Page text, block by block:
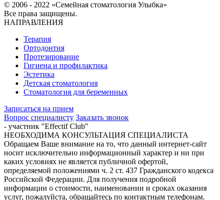
© 2006 - 2022 «Семейная стоматология Улыбка»
Все права защищены.
НАПРАВЛЕНИЯ
Терапия
Ортодонтия
Протезирование
Гигиена и профилактика
Эстетика
Детская стоматология
Стоматология для беременных
Записаться на прием
Вопрос специалисту Заказать звонок
- участник "Effectif Club"
НЕОБХОДИМА КОНСУЛЬТАЦИЯ СПЕЦИАЛИСТА
Обращаем Ваше внимание на то, что данный интернет-сайт
носит исключительно информационный характер и ни при
каких условиях не является публичной офертой,
определяемой положениями ч. 2 ст. 437 Гражданского кодекса
Российской Федерации. Для получения подробной
информации о стоимости, наименовании и сроках оказания
услуг, пожалуйста, обращайтесь по контактным телефонам.